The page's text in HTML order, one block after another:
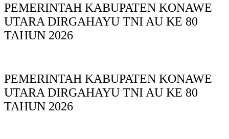
PEMERINTAH KABUPATEN KONAWE
UTARA DIRGAHAYU TNI AU KE 80
TAHUN 2026
PEMERINTAH KABUPATEN KONAWE
UTARA DIRGAHAYU TNI AU KE 80
TAHUN 2026